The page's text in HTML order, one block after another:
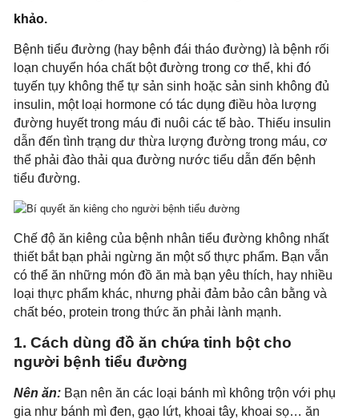
khảo.
Bệnh tiểu đường (hay bệnh đái tháo đường) là bệnh rối
loạn chuyển hóa chất bột đường trong cơ thể, khi đó
tuyến tụy không thể tự sản sinh hoặc sản sinh không đủ
insulin, một loại hormone có tác dụng điều hòa lượng
đường huyết trong máu đi nuôi các tế bào. Thiếu insulin
dẫn đến tình trạng dư thừa lượng đường trong máu, cơ
thể phải đào thải qua đường nước tiểu dẫn đến bệnh
tiểu đường.
Chế độ ăn kiêng của bệnh nhân tiểu đường không nhất
thiết bắt bạn phải ngừng ăn một số thực phẩm. Bạn vẫn
có thể ăn những món đồ ăn mà bạn yêu thích, hay nhiều
loại thực phẩm khác, nhưng phải đảm bảo cân bằng và
chất béo, protein trong thức ăn phải lành mạnh.
1. Cách dùng đồ ăn chứa tinh bột cho
người bệnh tiểu đường
Nên ăn: Bạn nên ăn các loại bánh mì không trộn với phụ
gia như bánh mì đen, gạo lứt, khoai tây, khoai sọ… ăn